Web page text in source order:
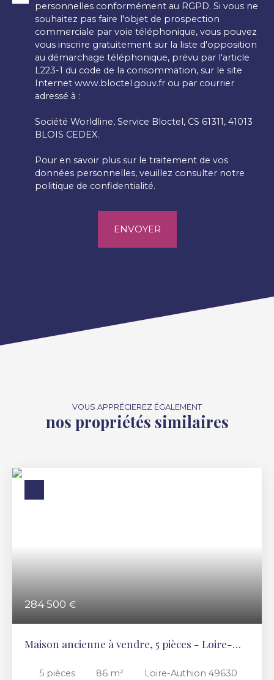
personnelles conformément au RGPD. Si vous ne
souhaitez pas faire l'objet de prospection
commerciale par voie téléphonique, vous pouvez
vous inscrire gratuitement sur la liste d'opposition
au démarchage téléphonique, prévu par l'article
L223-1 du code de la consommation, sur le site
Internet www.bloctel.gouv.fr ou par courrier
adressé à :
Société Worldline, Service Bloctel, CS 61311, 41013
BLOIS CEDEX.
Pour en savoir plus sur le traitement de vos
données personnelles, veuillez consulter notre
politique de confidentialité.
ENVOYER
VOUS APPRÉCIEREZ ÉGALEMENT
nos propriétés similaires
284 500 €
Maison ancienne à vendre, 5 pièces - Loire-
5 pièces 86 m² Loire-Authion 49630